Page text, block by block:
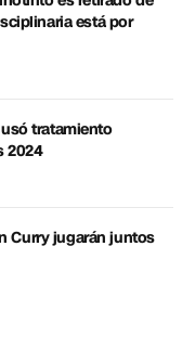
está por
tratamiento
2024
Curry jugarán juntos